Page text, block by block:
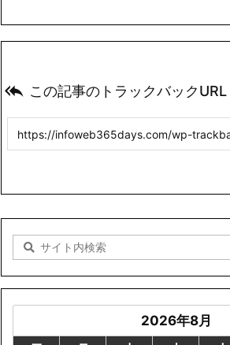
 この記事のトラックバックURL
2026年8月